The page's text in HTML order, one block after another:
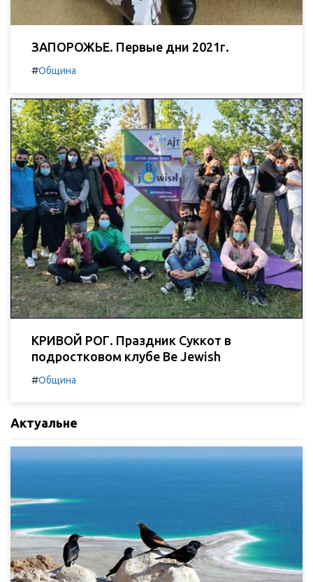
ЗАПОРОЖЬЕ. Первые дни 2021г.
#Община
КРИВОЙ РОГ. Праздник Суккот в
подростковом клубе Be Jewish
#Община
Актуальне